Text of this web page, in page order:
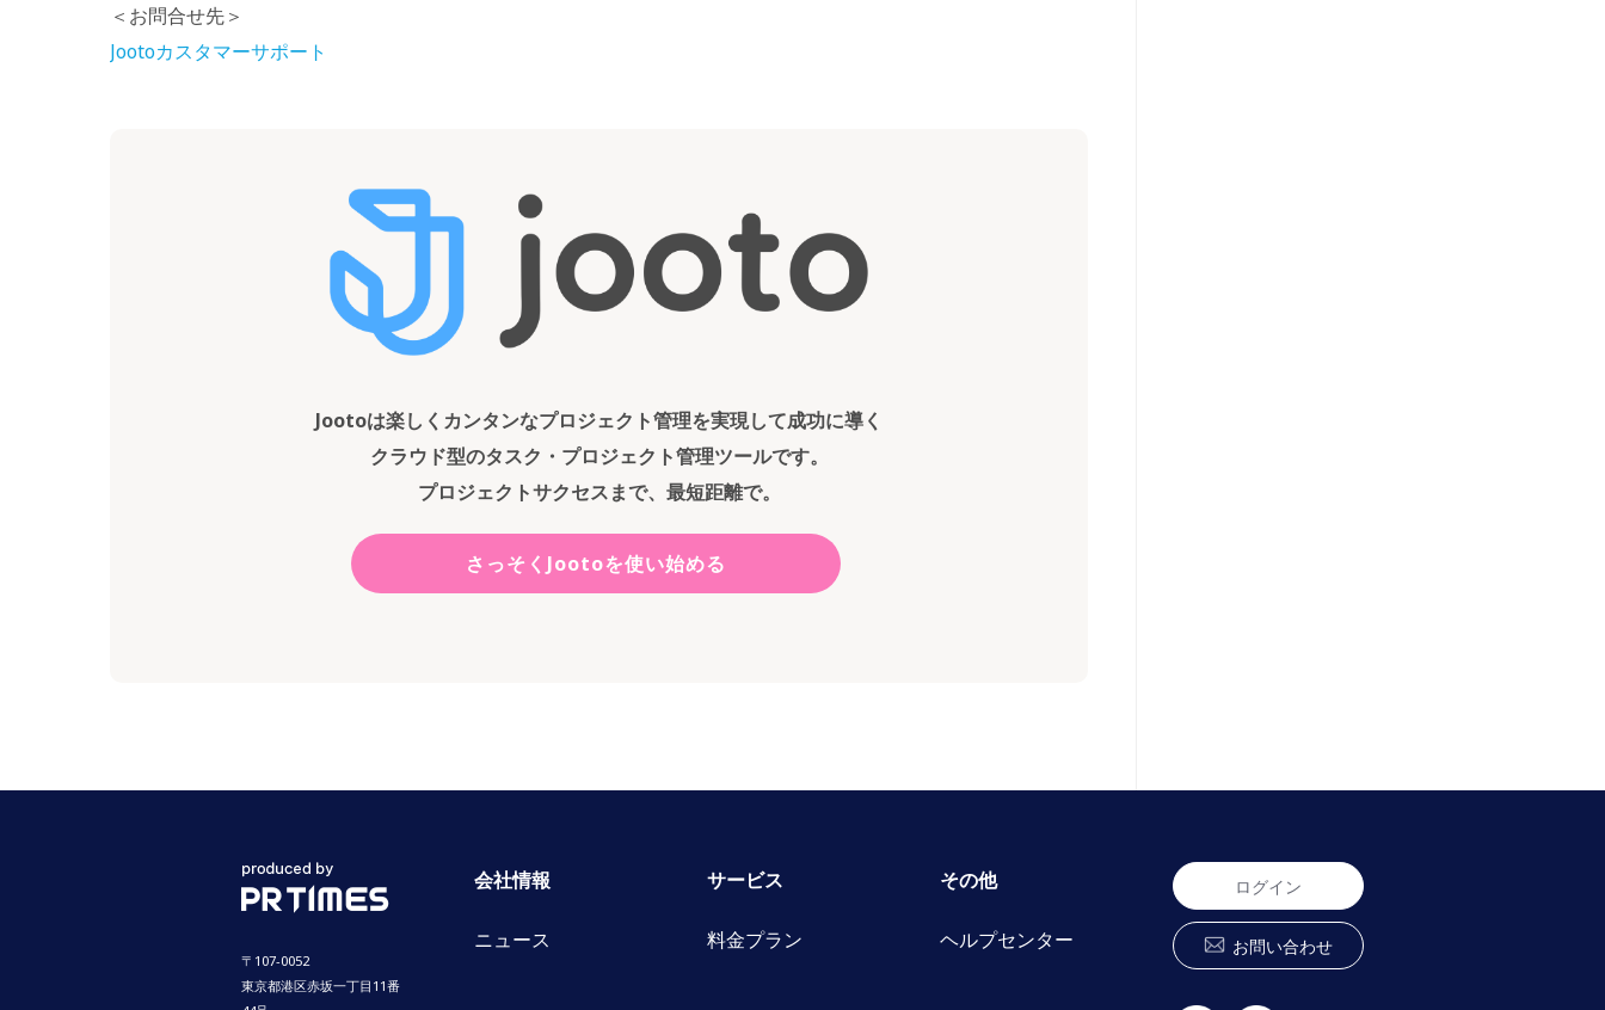
＜お問合せ先＞
Jootoカスタマーサポート
Jootoは楽しくカンタンなプロジェクト管理を実現して成功に導く
クラウド型のタスク・プロジェクト管理ツールです。
プロジェクトサクセスまで、最短距離で。
さっそくJootoを使い始める
〒107-0052
東京都港区赤坂一丁目11番
会社情報
ニュース
サービス
料金プラン
その他
ヘルプセンター
ログイン
お問い合わせ